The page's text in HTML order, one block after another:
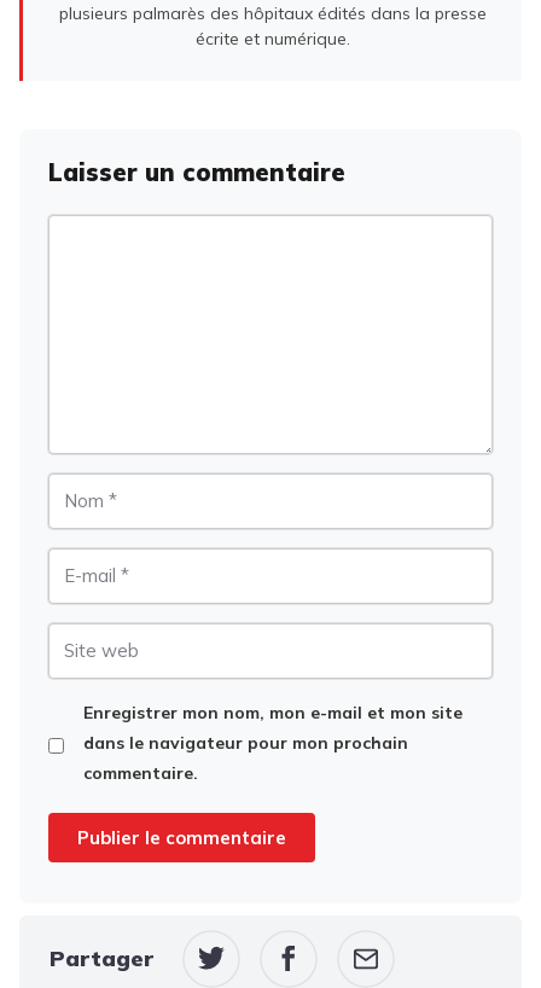
plusieurs palmarès des hôpitaux édités dans la presse
écrite et numérique.
Laisser un commentaire
Enregistrer mon nom, mon e-mail et mon site
dans le navigateur pour mon prochain
commentaire.
Partager